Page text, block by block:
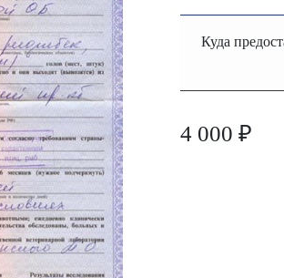
Куда
4 000 ₽